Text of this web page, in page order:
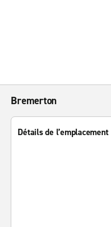
Bremerton
Détails de l’emplacement